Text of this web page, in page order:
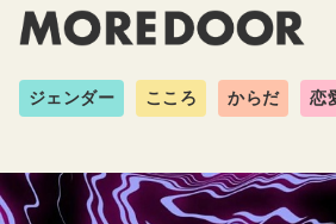
ジェンダー こころ からだ 恋